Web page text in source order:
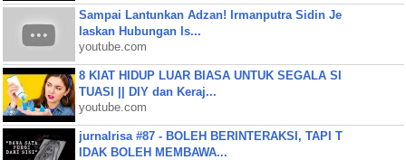
Sampai Lantunkan Adzan! Irmanputra Sidin Je
laskan Hubungan Is...
youtube.com
8 KIAT HIDUP LUAR BIASA UNTUK SEGALA SI
TUASI || DIY dan Keraj...
youtube.com
jurnalrisa #87 - BOLEH BERINTERAKSI, TAPI T
IDAK BOLEH MEMBAWA...